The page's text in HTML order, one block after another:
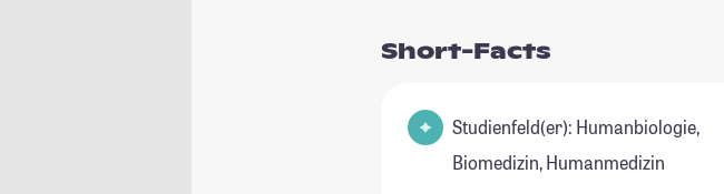
Short-Facts
Studienfeld(er): Humanbiologie,
Biomedizin, Humanmedizin